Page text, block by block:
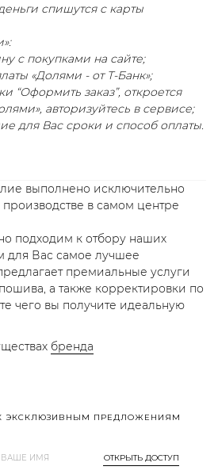
спишутся с карты
с покупками на сайте;
«Долями - от Т-Банк»;
“Оформить заказ”, откроется
авторизуйтесь в сервисе;
для Вас сроки и способ оплаты.
выполнено исключительно
в самом центре
подходим к отбору наших
для Вас самое лучшее
премиальные услуги
а также корректировки по
чего вы получите идеальную
бренда
ЭКСКЛЮЗИВНЫМ ПРЕДЛОЖЕНИЯМ
ОТКРЫТЬ ДОСТУП